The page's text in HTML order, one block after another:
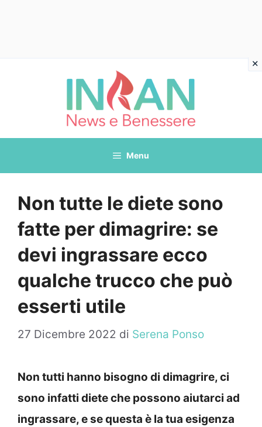
Menu
Non tutte le diete sono
fatte per dimagrire: se
devi ingrassare ecco
qualche trucco che può
esserti utile
27 Dicembre 2022 di Serena Ponso
Non tutti hanno bisogno di dimagrire, ci
sono infatti diete che possono aiutarci ad
ingrassare, e se questa è la tua esigenza